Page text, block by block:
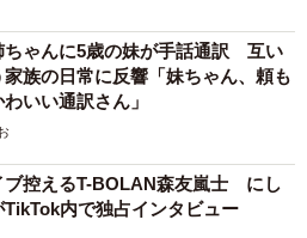
ちゃんに5歳の妹が手話通訳 互い
家族の日常に反響「妹ちゃん、頼も
いい通訳さん」
ブ控えるT-BOLAN森友嵐士 にし
TikTok内で独占インタビュー